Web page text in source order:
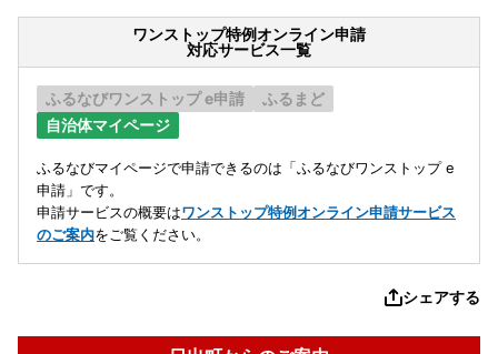
ワンストップ特例オンライン申請
対応サービス一覧
ふるなびワンストップ e申請
ふるまど
自治体マイページ
ふるなびマイページで申請できるのは「ふるなびワンストップ e
申請」です。
申請サービスの概要はワンストップ特例オンライン申請サービス
のご案内をご覧ください。
シェアする